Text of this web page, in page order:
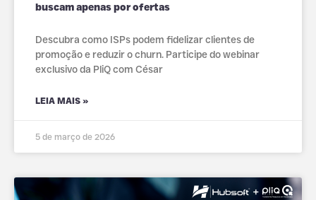
buscam apenas por ofertas
Descubra como ISPs podem fidelizar clientes de
promoção e reduzir o churn. Participe do webinar
exclusivo da PliQ com César
LEIA MAIS »
5 de março de 2026